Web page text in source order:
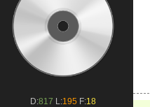
D:817 L:195 F:18